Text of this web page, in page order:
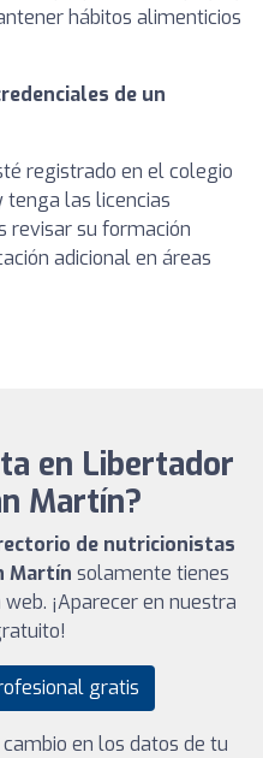
hábitos alimenticios
de un
registrado en el colegio
las licencias
revisar su formación
adicional en áreas
en Libertador
Martín?
de nutricionistas
Martín solamente tienes
¡Aparecer en nuestra
gratis
en los datos de tu